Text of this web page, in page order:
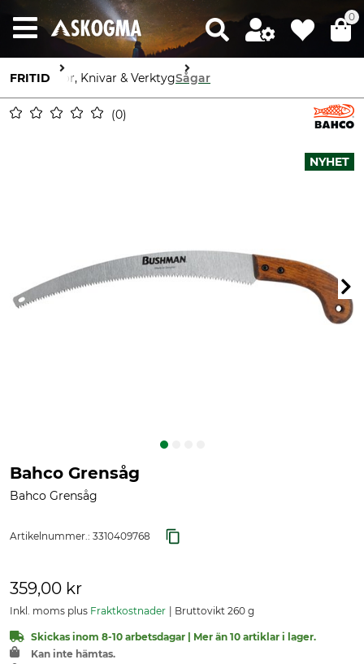
0
FRITID Yxor, Knivar & VerktygSågar
0
NYHET
Bahco Grensåg
Bahco Grensåg
Artikelnummer.: 3310409768
359,00 kr
Inkl. moms plus Fraktkostnader Bruttovikt 260 g
Skickas inom 8-10 arbetsdagar | Mer än 10 artiklar i lager.
Kan inte hämtas.